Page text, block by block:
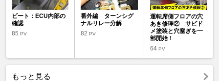
ビート：ECU内部の
確認
85 PV
番外編 ターンシグ
ナルリレー分解
82PV
運転席側フロアの穴
あき修理② サビド
メ塗装と穴塞ぎを一
部開始！
64 PV
もっと見る